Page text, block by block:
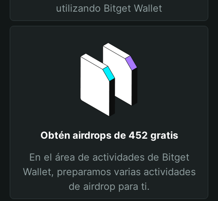
utilizando Bitget Wallet
Obtén airdrops de 452 gratis
En el área de actividades de Bitget
Wallet, preparamos varias actividades
de airdrop para ti.